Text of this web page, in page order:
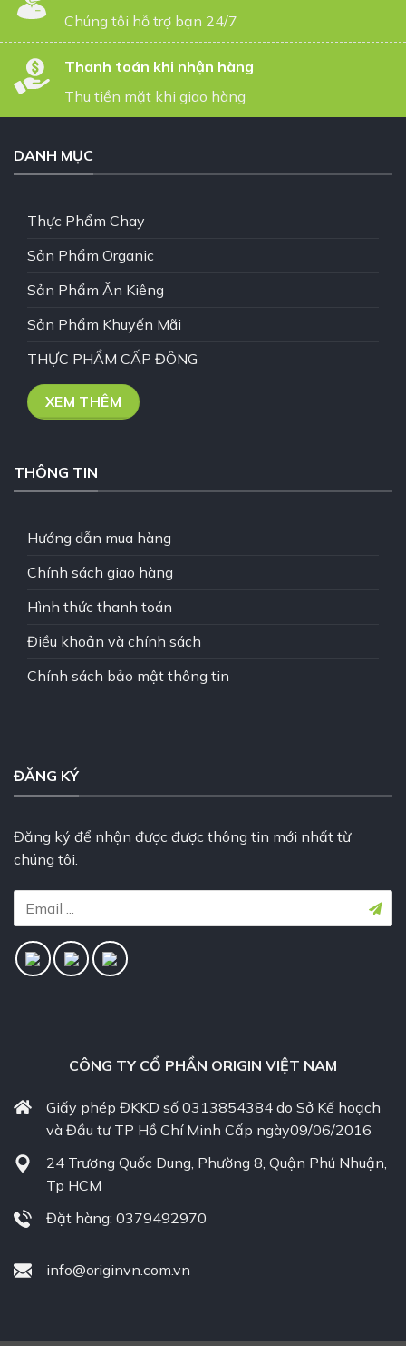
Chúng tôi hỗ trợ bạn 24/7
Thanh toán khi nhận hàng
Thu tiền mặt khi giao hàng
DANH MỤC
Thực Phẩm Chay
Sản Phẩm Organic
Sản Phẩm Ăn Kiêng
Sản Phẩm Khuyến Mãi
THỰC PHẨM CẤP ĐÔNG
XEM THÊM
THÔNG TIN
Hướng dẫn mua hàng
Chính sách giao hàng
Hình thức thanh toán
Điều khoản và chính sách
Chính sách bảo mật thông tin
ĐĂNG KÝ
Đăng ký để nhận được được thông tin mới nhất từ
chúng tôi.
CÔNG TY CỔ PHẦN ORIGIN VIỆT NAM
Giấy phép ĐKKD số 0313854384 do Sở Kế hoạch
và Đầu tư TP Hồ Chí Minh Cấp ngày09/06/2016
24 Trương Quốc Dung, Phường 8, Quận Phú Nhuận,
Tp HCM
Đặt hàng: 0379492970
info@originvn.com.vn